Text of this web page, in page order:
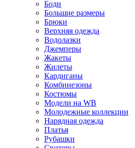
Боди
Большие размеры
Брюки
Верхняя одежда
Водолазки
Джемперы
Жакеты
Жилеты
Кардиганы
Комбинезоны
Костюмы
Модели на WB
Молодежные коллекции
Нарядная одежда
Платья
Рубашки